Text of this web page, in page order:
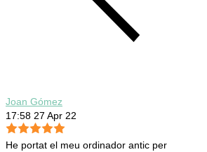
Joan Gómez
17:58 27 Apr 22
He portat el meu ordinador antic per